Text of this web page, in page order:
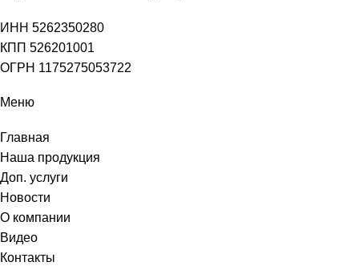
ИНН 5262350280
КПП 526201001
ОГРН 1175275053722
Меню
Главная
Наша продукция
Доп. услуги
Новости
О компании
Видео
Контакты